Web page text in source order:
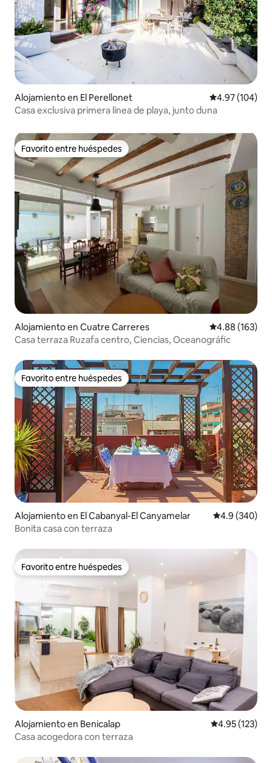
Alojamiento en El Perellonet Calificación
4.97 (104)
Casa exclusiva primera línea de playa, junto duna
Favorito entre huéspedes
Favorito entre huéspedes
Alojamiento en Cuatre Carreres Calificación
4.88 (163)
Casa terraza Ruzafa centro, Ciencias, Oceanográfic
Favorito entre huéspedes
Favorito entre huéspedes
Alojamiento en El Cabanyal-El Canyamelar Calificación
4.9 (340)
Bonita casa con terraza
Favorito entre huéspedes
Favorito entre huéspedes
Alojamiento en Benicalap Calificación
4.95 (123)
Casa acogedora con terraza